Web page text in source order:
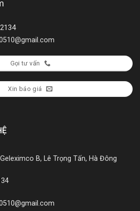
Gọi tư vấn
Xin báo giá
B, Lê Trọng Tấn, Hà Đông